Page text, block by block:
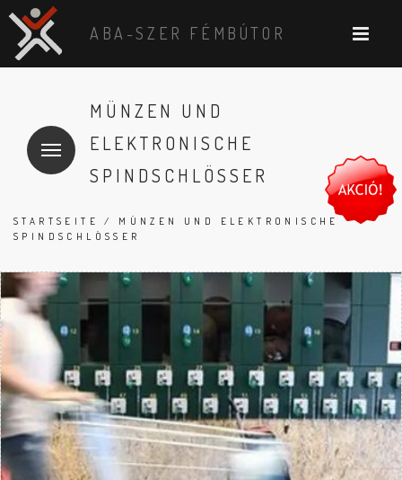
ABA-SZER FÉMBÚTOR
MÜNZEN UND
ELEKTRONISCHE
SPINDSCHLÖSSER
STARTSEITE
/ MÜNZEN UND ELEKTRONISCHE
SPINDSCHLÖSSER